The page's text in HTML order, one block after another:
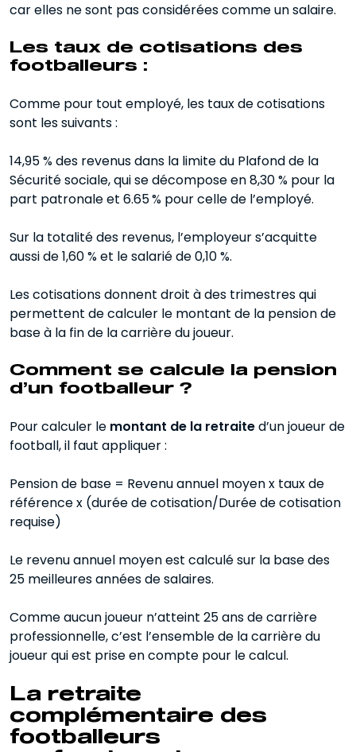
car elles ne sont pas considérées comme un salaire.
Les taux de cotisations des
footballeurs :
Comme pour tout employé, les taux de cotisations
sont les suivants :
14,95 % des revenus dans la limite du Plafond de la
Sécurité sociale, qui se décompose en 8,30 % pour la
part patronale et 6.65 % pour celle de l’employé.
Sur la totalité des revenus, l’employeur s’acquitte
aussi de 1,60 % et le salarié de 0,10 %.
Les cotisations donnent droit à des trimestres qui
permettent de calculer le montant de la pension de
base à la fin de la carrière du joueur.
Comment se calcule la pension
d’un footballeur ?
Pour calculer le montant de la retraited’un joueur de
football, il faut appliquer :
Pension de base = Revenu annuel moyen x taux de
référence x (durée de cotisation/Durée de cotisation
requise)
Le revenu annuel moyen est calculé sur la base des
25 meilleures années de salaires.
Comme aucun joueur n’atteint 25 ans de carrière
professionnelle, c’est l’ensemble de la carrière du
joueur qui est prise en compte pour le calcul.
La retraite
complémentaire des
footballeurs